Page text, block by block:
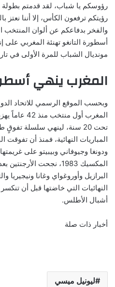
رؤوسكم يا شباب، لقد قدمتم بطولة
رؤيتكم ترفعون الكأس، إلا أننا نعتز
والفخر بدفاعكم عن ألوان
أسطورة التانغو تهنئة المغربي على
مونديال الشباب للمرة الأولى في
المغرب ينهي
وبحسب الموقع الرسمي للاتحاد
المغرب أول
تحت 20 سنة، لينهي سلسلة
المباريات النهائية، فمنذ أن تفوقت
ودونغا وجيوفاني وبيبيتو على
المكسيك 1983، نجحت
البرازيل وأوروغواي وغانا
النهائيات التي خاضتها قبل أن
أشبال الأطلس.
أخبار ذات صلة
ليونيل ميسي